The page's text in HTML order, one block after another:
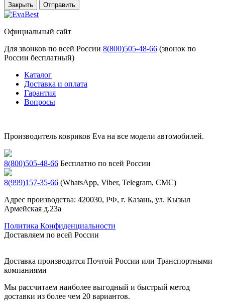
Закрыть Отправить
Официальный сайт
Для звонков по всей России 8(800)505-48-66 (звонок по
России бесплатный)
Каталог
Доставка и оплата
Гарантия
Вопросы
Производитель ковриков Eva на все модели автомобилей.
8(800)505-48-66 Бесплатно по всей России
8(999)157-35-66 (WhatsApp, Viber, Telegram, СМС)
Адрес производства: 420030, РФ, г. Казань, ул. Кызыл
Армейская д.23а
Политика Конфиденциальности
Доставляем по всей России
Доставка производится Почтой России или Транспортными
компаниями
Мы рассчитаем наиболее выгодный и быстрый метод
доставки из более чем 20 вариантов.